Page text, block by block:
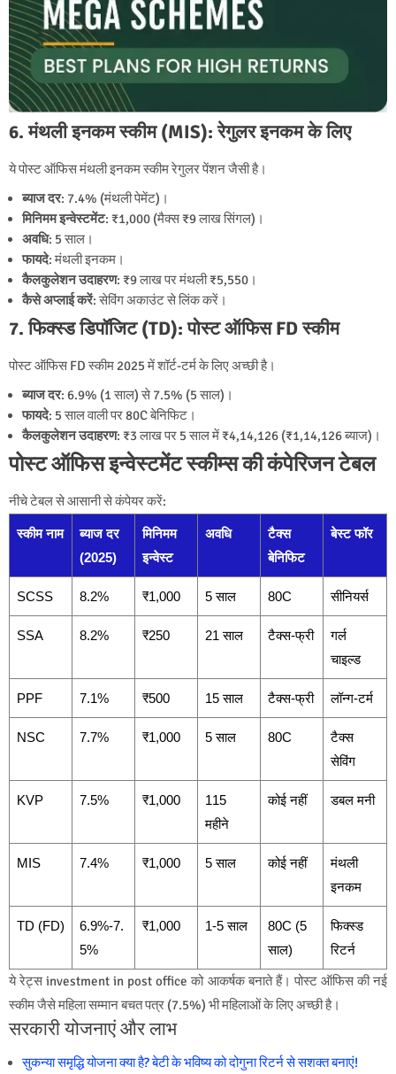
6. मंथली इनकम स्कीम (MIS): रेगुलर इनकम के लिए
ये पोस्ट ऑफिस मंथली इनकम स्कीम रेगुलर पेंशन जैसी है।
ब्याज दर: 7.4% (मंथली पेमेंट)।
मिनिमम इन्वेस्टमेंट: ₹1,000 (मैक्स ₹9 लाख सिंगल)।
अवधि: 5 साल।
फायदे: मंथली इनकम।
कैलकुलेशन उदाहरण: ₹9 लाख पर मंथली ₹5,550।
कैसे अप्लाई करें: सेविंग अकाउंट से लिंक करें।
7. फिक्स्ड डिपॉजिट (TD): पोस्ट ऑफिस FD स्कीम
पोस्ट ऑफिस FD स्कीम 2025 में शॉर्ट-टर्म के लिए अच्छी है।
ब्याज दर: 6.9% (1 साल) से 7.5% (5 साल)।
फायदे: 5 साल वाली पर 80C बेनिफिट।
कैलकुलेशन उदाहरण: ₹3 लाख पर 5 साल में ₹4,14,126 (₹1,14,126 ब्याज)।
पोस्ट ऑफिस इन्वेस्टमेंट स्कीम्स की कंपेरिजन टेबल
नीचे टेबल से आसानी से कंपेयर करें:
स्कीम नाम
ब्याज दर
(2025)
मिनिमम
इन्वेस्ट
अवधि
टैक्स
बेनिफिट
बेस्ट फॉर
SCSS 8.2% ₹1,000 5 साल 80C सीनियर्स
SSA 8.2% ₹250 21 साल टैक्स-फ्री
गर्ल
चाइल्ड
PPF 7.1% ₹500 15 साल टैक्स-फ्री लॉन्ग-टर्म
NSC 7.7% ₹1,000 5 साल 80C
टैक्स
सेविंग
KVP 7.5% ₹1,000
115
महीने
कोई नहीं डबल मनी
MIS 7.4% ₹1,000 5 साल कोई नहीं
मंथली
इनकम
TD (FD)
6.9%-7.
5%
₹1,000 1-5 साल
80C (5
साल)
फिक्स्ड
रिटर्न
ये रेट्स investment in post office को आकर्षक बनाते हैं। पोस्ट ऑफिस की नई
स्कीम जैसे महिला सम्मान बचत पत्र (7.5%) भी महिलाओं के लिए अच्छी है।
सरकारी योजनाएं और लाभ
सुकन्या समृद्धि योजना क्या है? बेटी के भविष्य को दोगुना रिटर्न से सशक्त बनाएं!